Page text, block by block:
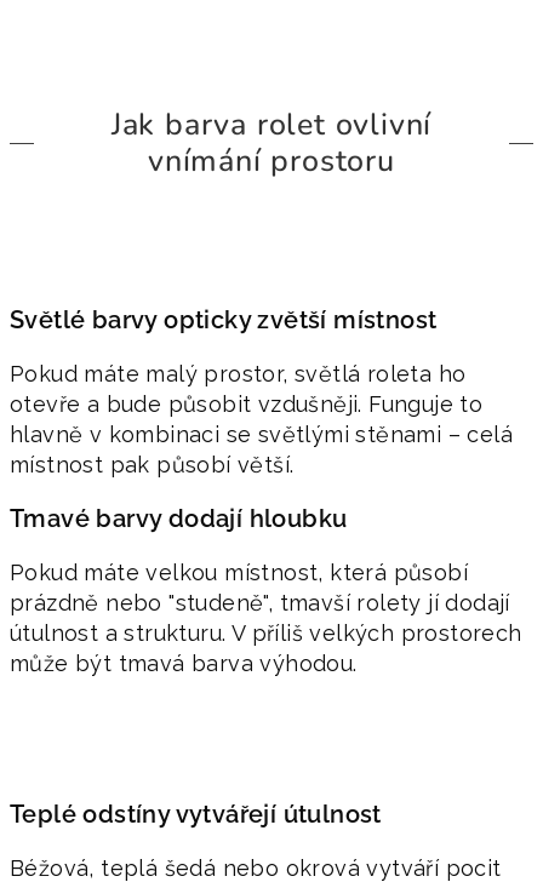
Jak barva rolet ovlivní
vnímání prostoru
Světlé barvy opticky zvětší místnost
Pokud máte malý prostor, světlá roleta ho
otevře a bude působit vzdušněji. Funguje to
hlavně v kombinaci se světlými stěnami – celá
místnost pak působí větší.
Tmavé barvy dodají hloubku
Pokud máte velkou místnost, která působí
prázdně nebo "studeně", tmavší rolety jí dodají
útulnost a strukturu. V příliš velkých prostorech
může být tmavá barva výhodou.
Teplé odstíny vytvářejí útulnost
Béžová, teplá šedá nebo okrová vytváří pocit